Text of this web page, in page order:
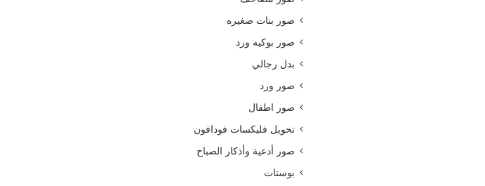
صور بنات صغيره
صور بوكيه ورد
بدل رجالي
صور ورد
صور اطفال
تحويل فليكسات فودافون
صور أدعية وأذكار الصباح
بوستات